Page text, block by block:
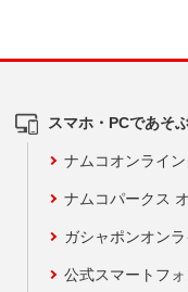
スマホ・PCであそ
ナムコオンライ
ナムコパークス
ガシャポンオン
公式スマートフォ